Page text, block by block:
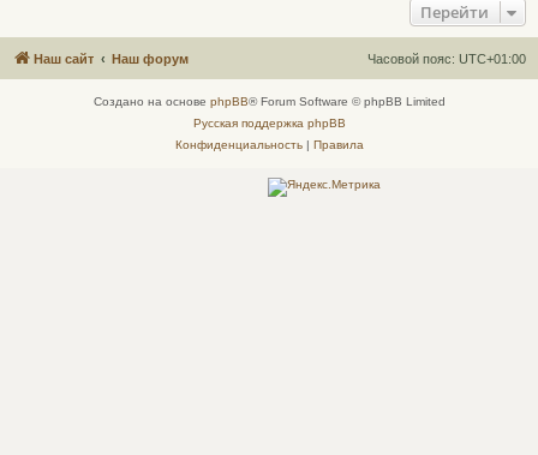
Перейти
Наш сайт Наш форум Часовой пояс: UTC+01:00
Создано на основе phpBB® Forum Software © phpBB Limited
Русская поддержка phpBB
Конфиденциальность| Правила